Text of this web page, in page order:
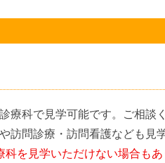
療科で見学可能です。ご相談く
訪問診療・訪問看護なども見
を見学いただけない場合もあ